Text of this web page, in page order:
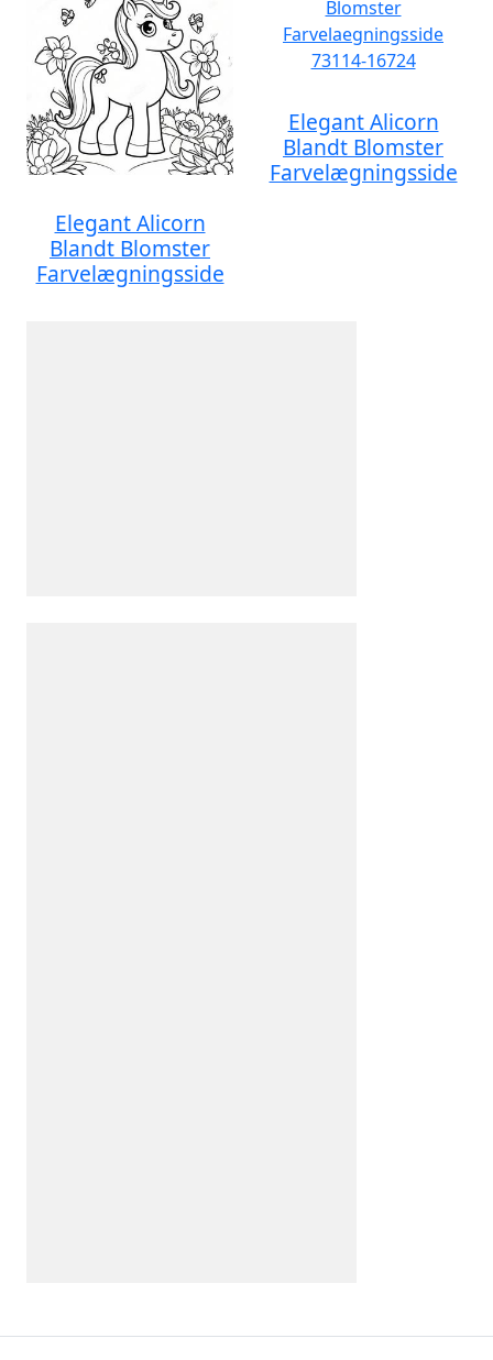
Elegant Alicorn
Blandt Blomster
Farvelægningsside
Elegant Alicorn
Blandt Blomster
Farvelægningsside